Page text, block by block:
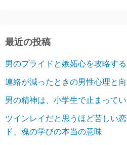
最近の投稿
男のプライドと嫉妬心を攻略する
連絡が減ったときの男性心理と
男の精神は、小学生で止まってい
ツインレイだと思うほど苦しい
ド、魂の学びの本当の意味